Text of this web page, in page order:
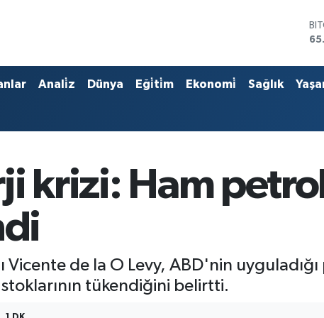
Anali̇z Dünya Eği̇ti̇m Ekonomi̇ Sağlık
krizi: Ham
Vicente de la O Levy, ABD'nin
tükendiğini belirtti.